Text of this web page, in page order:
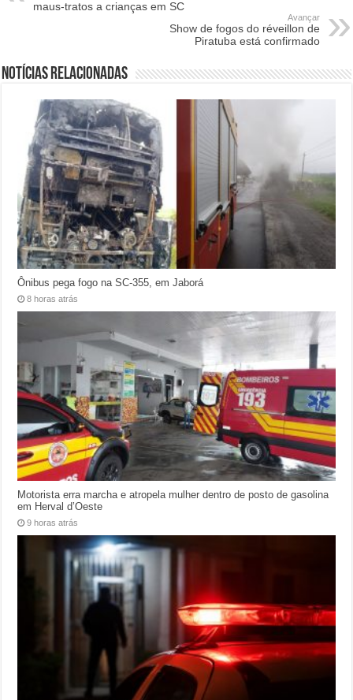
maus-tratos a crianças em SC
Avançar
Show de fogos do réveillon de
Piratuba está confirmado
Notícias relacionadas
Ônibus pega fogo na SC-355, em Jaborá
8 horas atrás
Motorista erra marcha e atropela mulher dentro de posto de gasolina
em Herval d’Oeste
9 horas atrás